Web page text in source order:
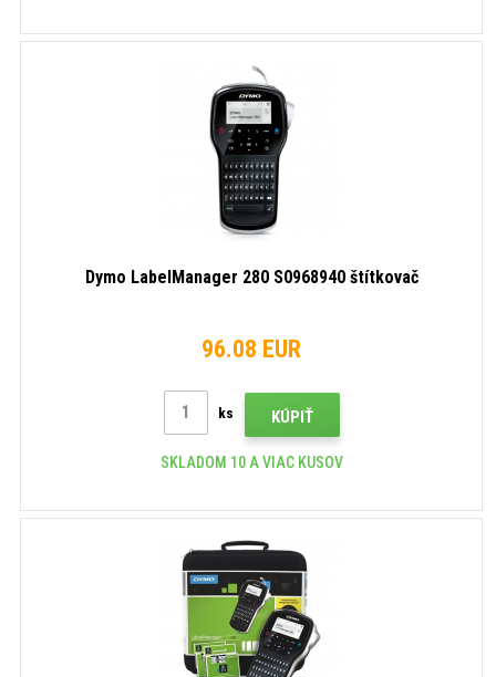
Dymo LabelManager 280 S0968940 štítkovač
96.08 EUR
ks KÚPIŤ
SKLADOM 10 A VIAC KUSOV